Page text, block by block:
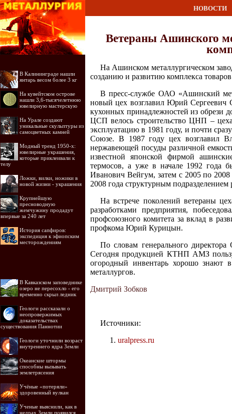
НОВОСТИ
В Калининграде нашли
янтарь весом более 3 кг
На кувейтском острове
нашли 3,6-тысячелетнюю
ювелирную мастерскую
На Урале создают
уникальные скульптуры из
самоцветных камней
Модный тренд 1950-х:
ювелирные украшения,
которые приклеивали к
телу
Ложки, вилки, ножики в
новой жизни - украшения
Крупнейшую
пресноводную
жемчужину продадут
впервые за 240 лет
История сапфиров:
экспедиция к эфиопским
месторождениям
В Кавказском заповеднике
озеро не пересохло - его
временно скрыл ледник
Геологи рассказали о
неопровержимых
доказательствах
существования Паннотии
Геологи уточнили возраст
внутреннего ядра Земли
Океанские штормы
способны вызывать
землетрясения
Учёные «потеряли»
здоровенный вулкан
Ученые выяснили, как в
недрах Земли появился
Ветераны Ашинского
На Ашинском металлургическом
созданию и развитию комплекса
В пресс-службе ОАО «Ашинский
новый цех возглавил Юрий Сергеевич
кухонных принадлежностей из обрези
ЦСП велось строительство ЦНП –
эксплуатацию в 1981 году, и почти
Союзе. В 1987 году цех возглавил
нержавеющей посуды различной
известной японской фирмой
термосов, а уже в начале 1992 года
Иванович Вейгум, затем с 2005 по
2008 года структурным
На встрече поколений ветераны
разработками предприятия,
профсоюзного комитета за вклад в
профкома Юрий Курицын.
По словам генерального
Сегодня продукцией КТНП АМЗ
огородный инвентарь хорошо знают
металлургов.
Дмитрий Зобков
Источники:
uralpress.ru